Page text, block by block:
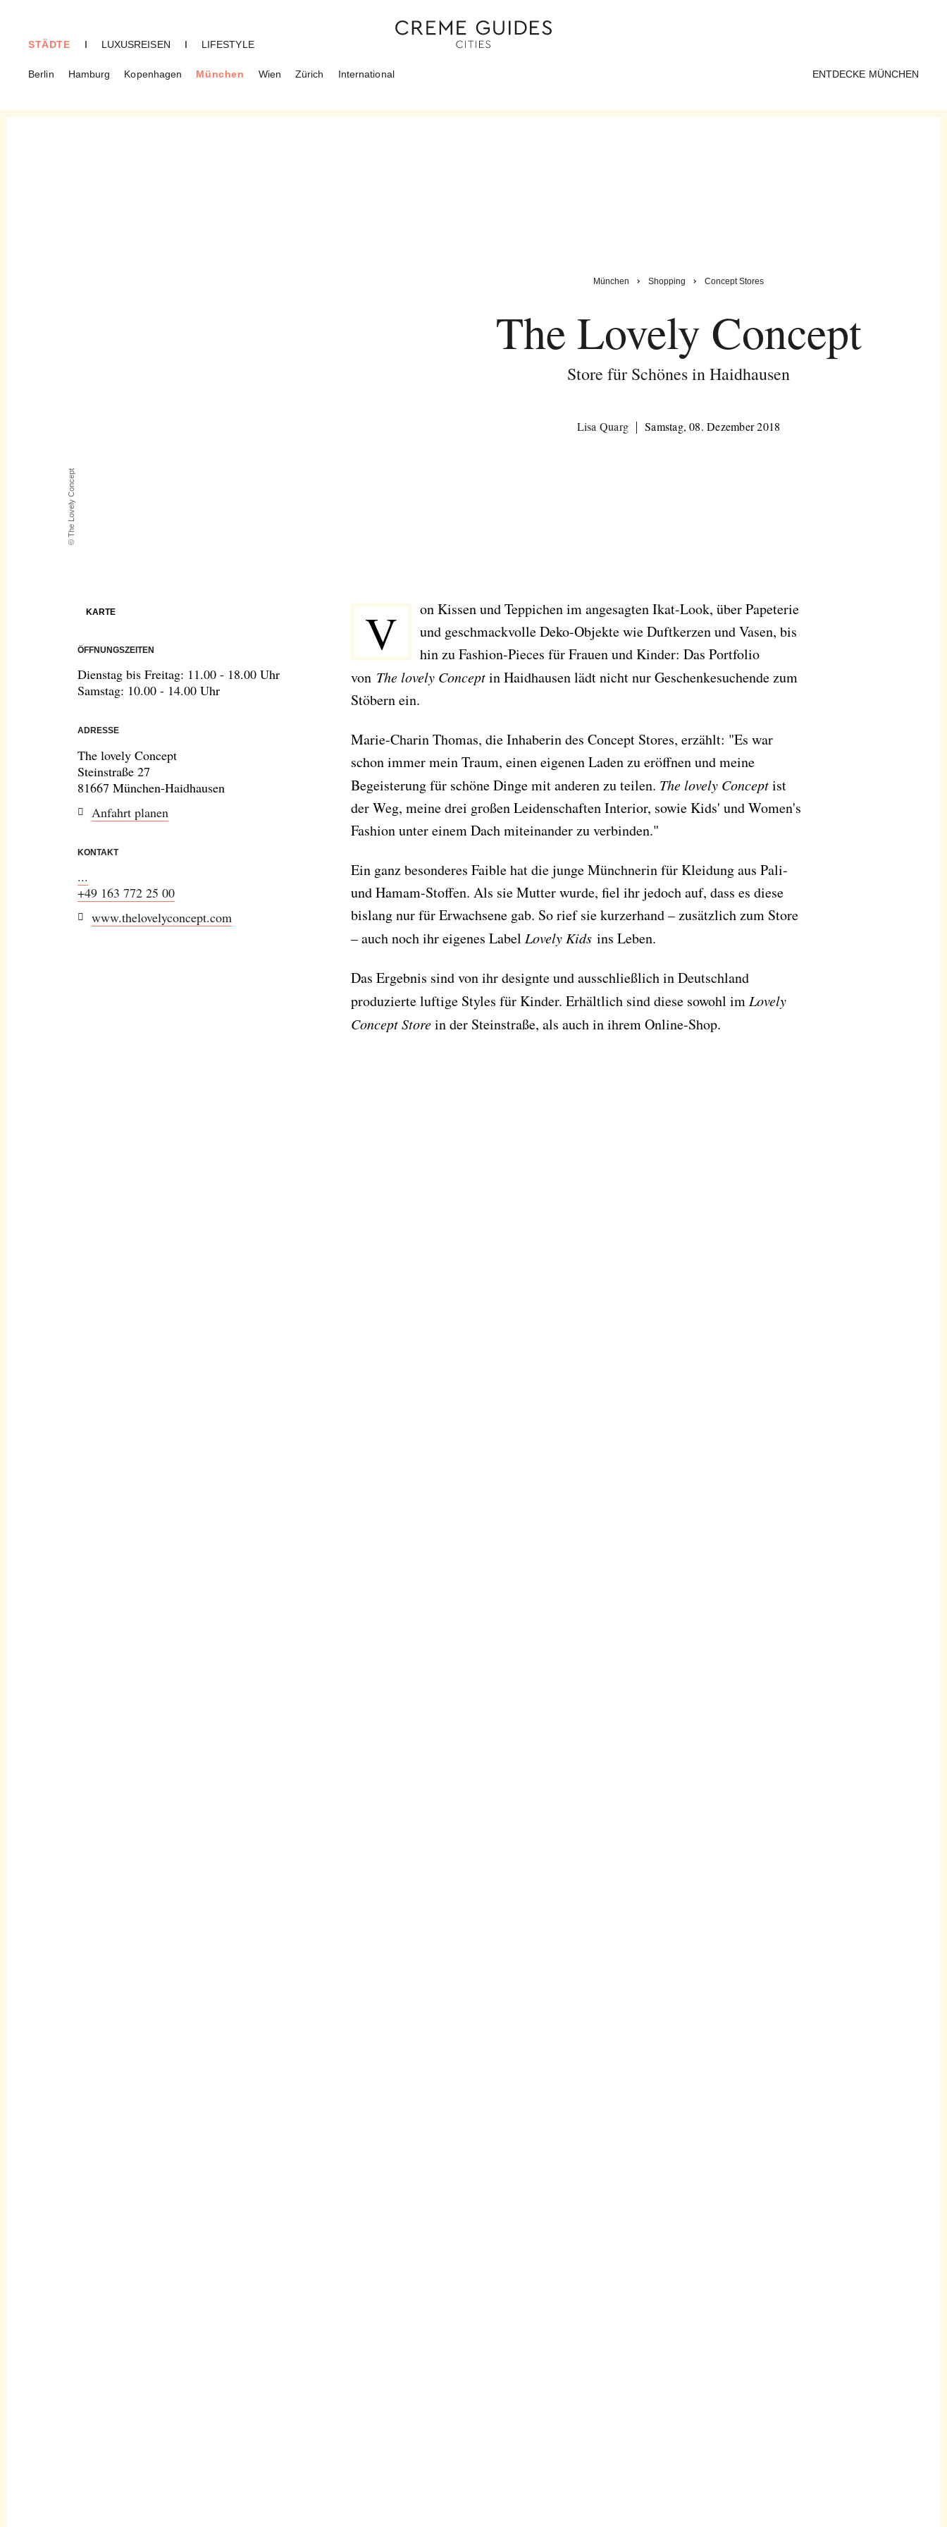
STÄDTE
Berlin Hamburg Kopenhagen München Wien Zürich International
I LUXUSREISEN I LIFESTYLE
ENTDECKE MÜNCHEN
München Shopping Concept Stores
The Lovely Concept
Store für Schönes in Haidhausen
Lisa Quarg Samstag, 08. Dezember 2018
© The Lovely Concept
KARTE
ÖFFNUNGSZEITEN
Dienstag bis Freitag: 11.00 - 18.00 Uhr
Samstag: 10.00 - 14.00 Uhr
ADRESSE
The lovely Concept
Steinstraße 27
81667 München-Haidhausen
Anfahrt planen
KONTAKT
...
+49 163 772 25 00
www.thelovelyconcept.com
V
on Kissen und Teppichen im angesagten Ikat-Look, über Papeterie
und geschmackvolle Deko-Objekte wie Duftkerzen und Vasen, bis
hin zu Fashion-Pieces für Frauen und Kinder: Das Portfolio
von The lovely Conceptin Haidhausen lädt nicht nur Geschenkesuchende zum
Stöbern ein.
Marie-Charin Thomas, die Inhaberin des Concept Stores, erzählt: "Es war
schon immer mein Traum, einen eigenen Laden zu eröffnen und meine
Begeisterung für schöne Dinge mit anderen zu teilen. The lovely Conceptist
der Weg, meine drei großen Leidenschaften Interior, sowie Kids' und Women's
Fashion unter einem Dach miteinander zu verbinden."
Ein ganz besonderes Faible hat die junge Münchnerin für Kleidung aus Pali-
und Hamam-Stoffen. Als sie Mutter wurde, fiel ihr jedoch auf, dass es diese
bislang nur für Erwachsene gab. So rief sie kurzerhand – zusätzlich zum Store
– auch noch ihr eigenes Label Lovely Kids ins Leben.
Das Ergebnis sind von ihr designte und ausschließlich in Deutschland
produzierte luftige Styles für Kinder. Erhältlich sind diese sowohl im Lovely
Concept Storein der Steinstraße, als auch in ihrem Online-Shop.